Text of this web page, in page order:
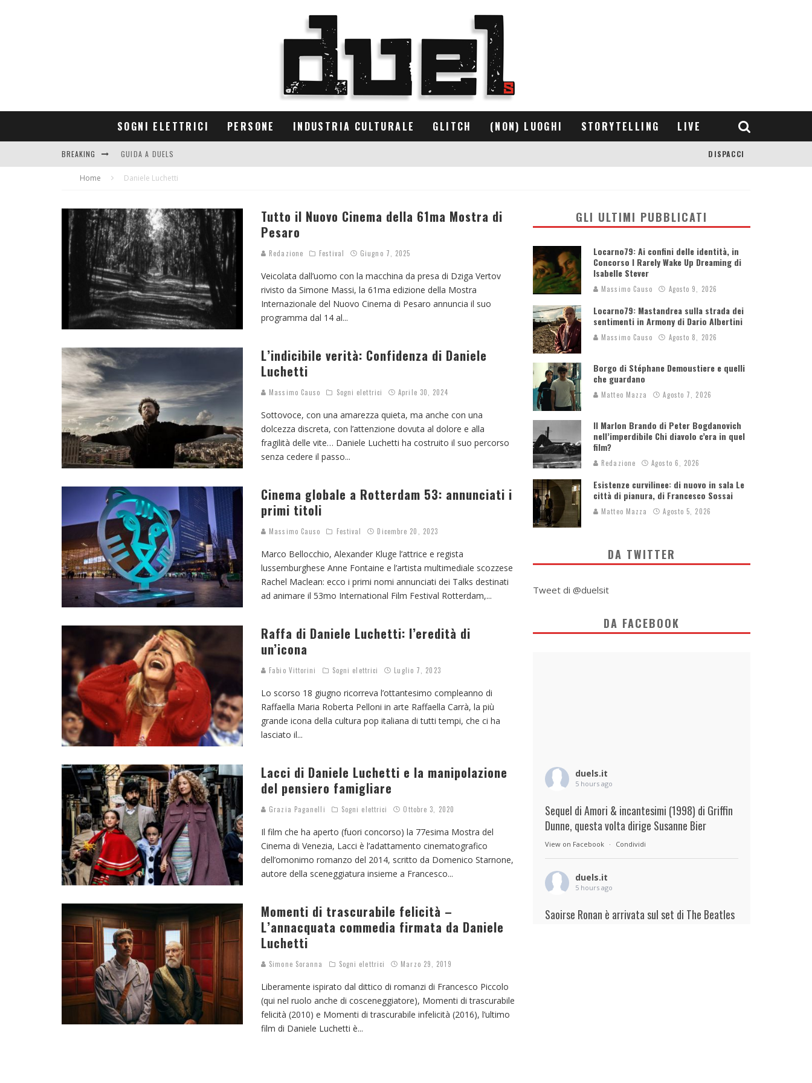
SOGNI ELETTRICI PERSONE INDUSTRIA CULTURALE GLITCH (NON) LUOGHI STORYTELLING LIVE
BREAKING GUIDA A DUELS
CONTRIBUTORS
DISPACCI
Home Daniele Luchetti
Tutto il Nuovo Cinema della 61ma Mostra di
Pesaro
Redazione Festival Giugno 7, 2025
Veicolata dall’uomo con la macchina da presa di Dziga Vertov
rivisto da Simone Massi, la 61ma edizione della Mostra
Internazionale del Nuovo Cinema di Pesaro annuncia il suo
programma dal 14 al...
L’indicibile verità: Confidenza di Daniele
Luchetti
Massimo Causo Sogni elettrici Aprile 30, 2024
Sottovoce, con una amarezza quieta, ma anche con una
dolcezza discreta, con l’attenzione dovuta al dolore e alla
fragilità delle vite… Daniele Luchetti ha costruito il suo percorso
senza cedere il passo...
Cinema globale a Rotterdam 53: annunciati i
primi titoli
Massimo Causo Festival Dicembre 20, 2023
Marco Bellocchio, Alexander Kluge l’attrice e regista
lussemburghese Anne Fontaine e l’artista multimediale scozzese
Rachel Maclean: ecco i primi nomi annunciati dei Talks destinati
ad animare il 53mo International Film Festival Rotterdam,...
Raffa di Daniele Luchetti: l’eredità di
un’icona
Fabio Vittorini Sogni elettrici Luglio 7, 2023
Lo scorso 18 giugno ricorreva l’ottantesimo compleanno di
Raffaella Maria Roberta Pelloni in arte Raffaella Carrà, la più
grande icona della cultura pop italiana di tutti tempi, che ci ha
lasciato il...
Lacci di Daniele Luchetti e la manipolazione
del pensiero famigliare
Grazia Paganelli Sogni elettrici Ottobre 3, 2020
Il film che ha aperto (fuori concorso) la 77esima Mostra del
Cinema di Venezia, Lacci è l’adattamento cinematografico
dell’omonimo romanzo del 2014, scritto da Domenico Starnone,
autore della sceneggiatura insieme a Francesco...
Momenti di trascurabile felicità –
L’annacquata commedia firmata da Daniele
Luchetti
Simone Soranna Sogni elettrici Marzo 29, 2019
Liberamente ispirato dal dittico di romanzi di Francesco Piccolo
(qui nel ruolo anche di cosceneggiatore), Momenti di trascurabile
felicità (2010) e Momenti di trascurabile infelicità (2016), l’ultimo
film di Daniele Luchetti è...
GLI ULTIMI PUBBLICATI
Locarno79: Ai confini delle identità, in
Concorso I Rarely Wake Up Dreaming di
Isabelle Stever
Massimo Causo Agosto 9, 2026
Locarno79: Mastandrea sulla strada dei
sentimenti in Armony di Dario Albertini
Massimo Causo Agosto 8, 2026
Borgo di Stéphane Demoustiere e quelli
che guardano
Matteo Mazza Agosto 7, 2026
Il Marlon Brando di Peter Bogdanovich
nell’imperdibile Chi diavolo c’era in quel
film?
Redazione Agosto 6, 2026
Esistenze curvilinee: di nuovo in sala Le
città di pianura, di Francesco Sossai
Matteo Mazza Agosto 5, 2026
DA TWITTER
Tweet di @duelsit
DA FACEBOOK
duels.it
5 hours ago
Sequel di Amori & incantesimi (1998) di Griffin
Dunne, questa volta dirige Susanne Bier
View on Facebook · Condividi
duels.it
5 hours ago
Saoirse Ronan è arrivata sul set di The Beatles